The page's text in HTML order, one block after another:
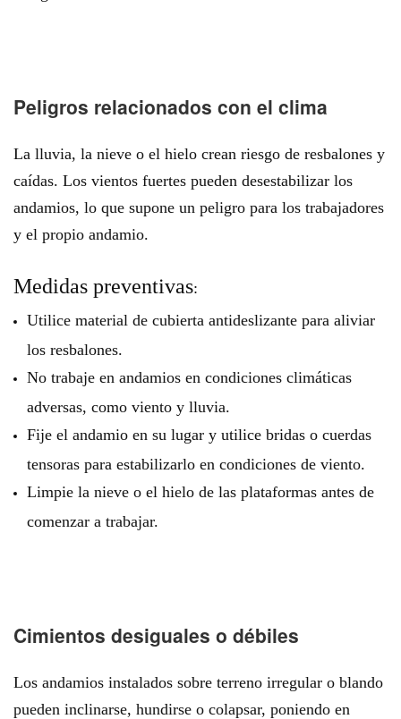
Peligros relacionados con el clima
La lluvia, la nieve o el hielo crean riesgo de resbalones y
caídas. Los vientos fuertes pueden desestabilizar los
andamios, lo que supone un peligro para los trabajadores
y el propio andamio.
Medidas preventivas:
Utilice material de cubierta antideslizante para aliviar
los resbalones.
No trabaje en andamios en condiciones climáticas
adversas, como viento y lluvia.
Fije el andamio en su lugar y utilice bridas o cuerdas
tensoras para estabilizarlo en condiciones de viento.
Limpie la nieve o el hielo de las plataformas antes de
comenzar a trabajar.
Cimientos desiguales o débiles
Los andamios instalados sobre terreno irregular o blando
pueden inclinarse, hundirse o colapsar, poniendo en